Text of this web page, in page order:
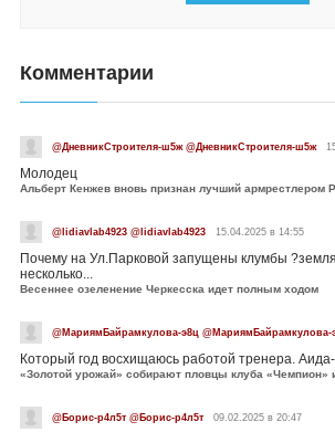
Комментарии
@ДневникСтроителя-ш5ж @ДневникСтроителя-ш5ж
Молодец
Альберт Кенжев вновь признан лучший армрестлером
@lidiavlab4923 @lidiavlab4923 15.04.2025 в 14:55
Почему на Ул.Парковой запущены клумбы
несколько...
Весеннее озеленение Черкесска идет полным ходом
@МариямБайрамкулова-э8ц @МариямБайрамкулова-
Который год восхищаюсь работой тренера.
«Золотой урожай» собирают пловцы клуба «Чемпион»
@Борис-р4л5т @Борис-р4л5т 09.02.2025 в 20:47